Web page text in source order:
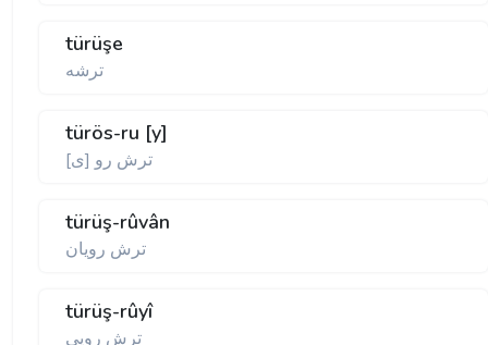
türüşe
ترشه
türös-ru [y]
ترش رو [ی]
türüş-rûvân
ترش رويان
türüş-rûyî
ترش رويی